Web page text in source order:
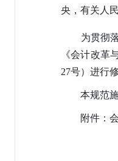
央，有关人
为贯彻落
《会计改革
27号）进行
本规范施
附件：会